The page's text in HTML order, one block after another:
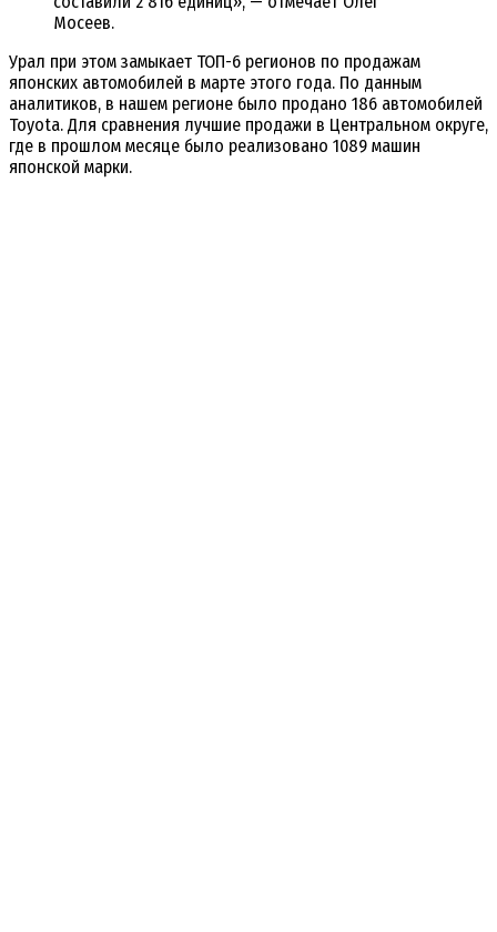
Мосеев.
Урал при этом замыкает ТОП-6 регионов по продажам
японских автомобилей в марте этого года. По данным
аналитиков, в нашем регионе было продано 186 автомобилей
Toyota. Для сравнения лучшие продажи в Центральном округе,
где в прошлом месяце было реализовано 1089 машин
японской марки.